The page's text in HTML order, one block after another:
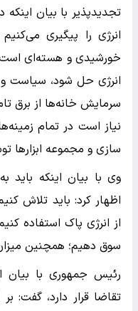
تجدیدپذیر با بیان
انرژی را پیگیری
خورشیدی و هسته‌ای
انرژی حل شود، سیاست
سرمایش خانه‌ها از برق
نیاز است در تمام
سازی و مجموعه ابزارها
وی با بیان اینکه باید
اظهار کرد: باید تلاش
از انرژی پاک استفاده
سوق دهیم؛ همچنین
رئیس جمهوری با